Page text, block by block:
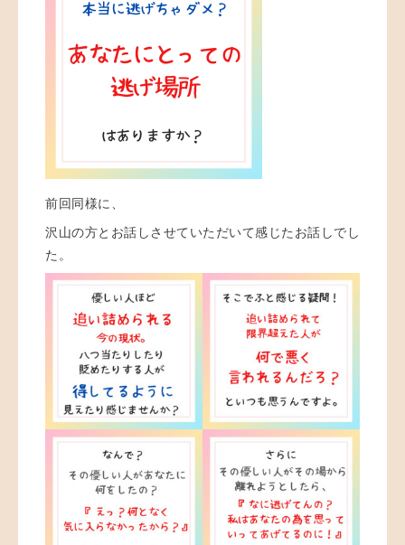
前回同様に、
沢山の方とお話しさせていただいて感じたお話しでし
た。